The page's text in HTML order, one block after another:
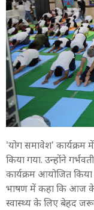
'योग समावेश' कार्यक्रम
किया गया. उन्होंने
कार्यक्रम आयोजित
भाषण में कहा कि आज के
स्वास्थ्य के लिए बेहद